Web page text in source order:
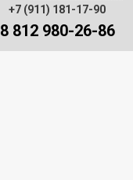
+7 (911) 181-17-90
8 812 980-26-86